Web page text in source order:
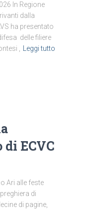
In Regione
dalla
ha presentato
delle filiere
,
Leggi tutto
ECVC
Ari alle feste
di
di pagine,